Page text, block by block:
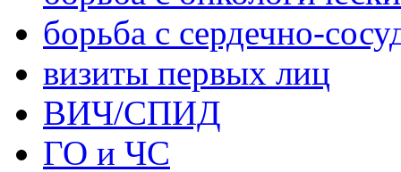
борьба с сердечно-
визиты первых лиц
ВИЧ/СПИД
ГО и ЧС